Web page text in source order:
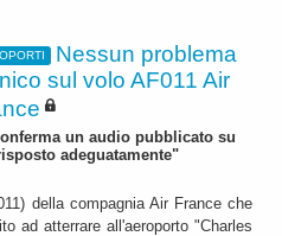
Nessun problema
sul volo AF011 Air
un audio pubblicato su
adeguatamente"
della compagnia Air France che
ad atterrare all'aeroporto "Charles